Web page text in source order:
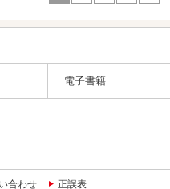
電子書籍
合わせ 正誤表